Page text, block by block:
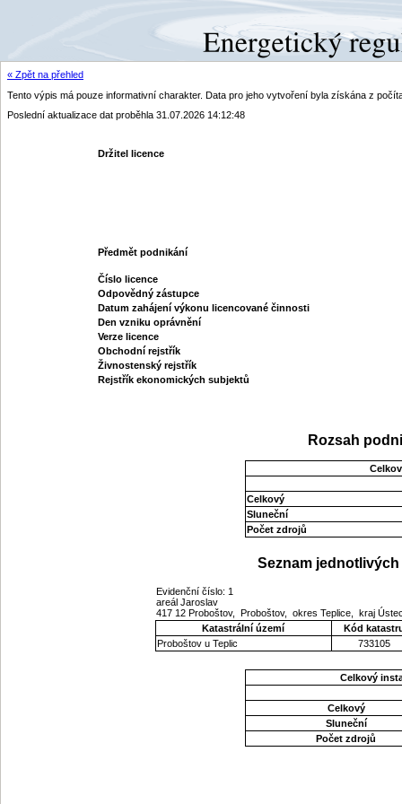
« Zpět na přehled
Tento výpis má pouze informativní charakter. Data pro jeho vytvoření byla získána z
Poslední aktualizace dat proběhla 31.07.2026 14:12:48
Držitel licence
Předmět podnikání
Číslo licence
Odpovědný zástupce
Datum zahájení výkonu licencované činnosti
Den vzniku oprávnění
Verze licence
Obchodní rejstřík
Živnostenský rejstřík
Rejstřík ekonomických subjektů
Rozsah
Celkový
Sluneční
Počet zdrojů
Seznam
Evidenční číslo: 1
areál Jaroslav
417 12 Proboštov, Proboštov, okres Teplice, kraj
Katastrální území
Kód
Proboštov u Teplic
733105
Celkový
Celkový
Sluneční
Počet zdrojů